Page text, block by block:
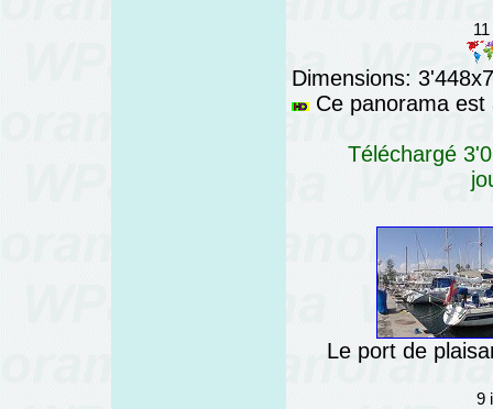
Dimensions:
Ce panorama est
Téléchargé
Le port de
9